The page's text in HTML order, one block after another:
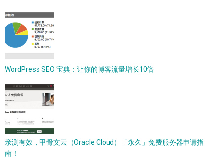
WordPress SEO 宝典：让你的博客流量增长10倍
亲测有效，甲骨文云（Oracle Cloud）「永久」免费服务器申请指
南！